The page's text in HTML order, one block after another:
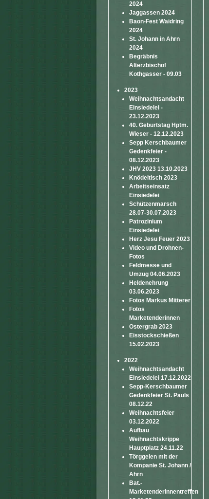
2024
Jaggassen 2024
Baon-Fest Waidring
2024
St. Johann in Ahrn
2024
Begräbnis
Alterzbischof
Kothgasser - 09.03
2023
Weihnachtsandacht
Einsiedelei -
23.12.2023
40. Geburtstag Hptm.
Wieser - 12.12.2023
Sepp Kerschbaumer
Gedenkfeier -
08.12.2023
JHV 2023 13.10.2023
Knödeltisch 2023
Arbeitseinsatz
Einsiedelei
Schützenmarsch
28.07-30.07.2023
Patrozinium
Einsiedelei
Herz Jesu Feuer 2023
Video und Drohnen-
Fotos
Feldmesse und
Umzug 04.06.2023
Heldenehrung
03.06.2023
Fotos Markus Mitterer
Fotos
Marketenderinnen
Ostergrab 2023
Eisstockschießen
15.02.2023
2022
Weihnachtsandacht
Einsiedelei 17.12.2022
Sepp-Kerschbaumer
Gedenkfeier St. Pauls
08.12.22
Weihnachtsfeier
03.12.2022
Aufbau
Weihnachtskrippe
Hauptplatz 24.11.22
Törggelen mit der
Kompanie St. Johann /
Ahrn
Bat.-
Marketenderinnentreffen